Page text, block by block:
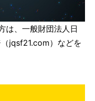
は、一般財団法人日
jqsf21.com）などを